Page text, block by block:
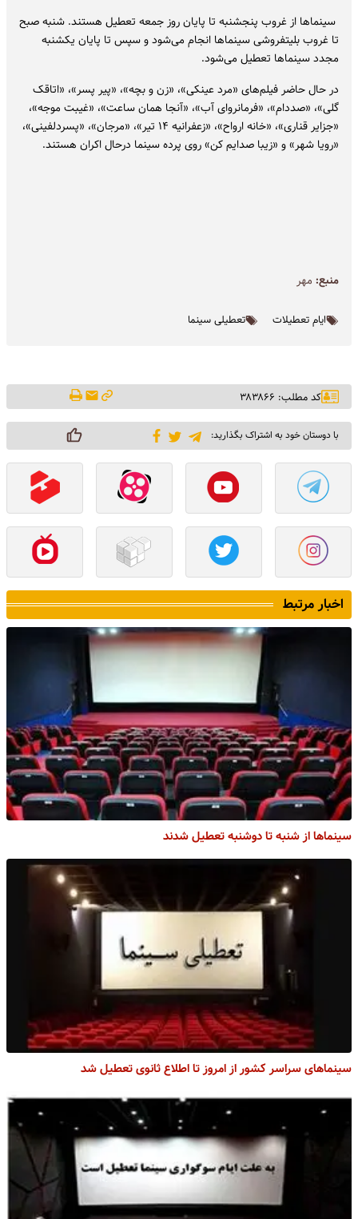
سینماها از غروب پنجشنبه تا پایان روز جمعه تعطیل هستند. شنبه صبح
تا غروب بلیتفروشی سینماها انجام می‌شود و سپس تا پایان یکشنبه
مجدد سینماها تعطیل می‌شود.
در حال حاضر فیلم‌های «مرد عینکی»، «زن و بچه»، «پیر پسر»، «اتاقک
گلی»، «صددام»، «فرمانروای آب»، «آنجا همان ساعت»، «غیبت موجه»،
«جزایر قناری»، «خانه ارواح»، «زعفرانیه ۱۴ تیر»، «مرجان»، «پسردلفینی»،
«رویا شهر» و «زیبا صدایم کن» روی پرده سینما درحال اکران هستند.
منبع: مهر
ایام تعطیلات تعطیلی سینما
کد مطلب: ۳۸۳۸۶۶
با دوستان خود به اشتراک بگذارید:
اخبار مرتبط
سینما‌ها از شنبه تا دوشنبه تعطیل شدند
سینماهای سراسر کشور از امروز تا اطلاع ثانوی تعطیل شد